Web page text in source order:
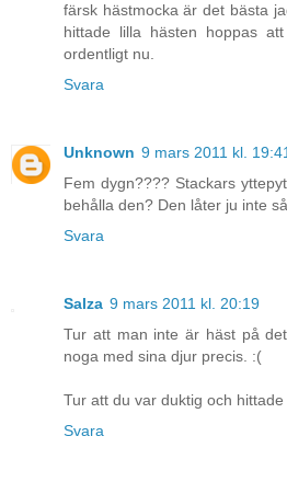
färsk hästmocka är det bästa
hittade lilla hästen hoppas
ordentligt nu.
Svara
Unknown 9 mars 2011 kl. 19:41
Fem dygn???? Stackars
behålla den? Den låter ju inte
Svara
Salza 9 mars 2011 kl. 20:19
Tur att man inte är häst på
noga med sina djur precis. :(
Tur att du var duktig och
Svara